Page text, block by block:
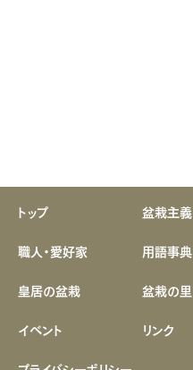
トップ 盆栽主義
職人・愛好家
用語事典
皇居の盆栽
盆栽の里
イベント
リンク